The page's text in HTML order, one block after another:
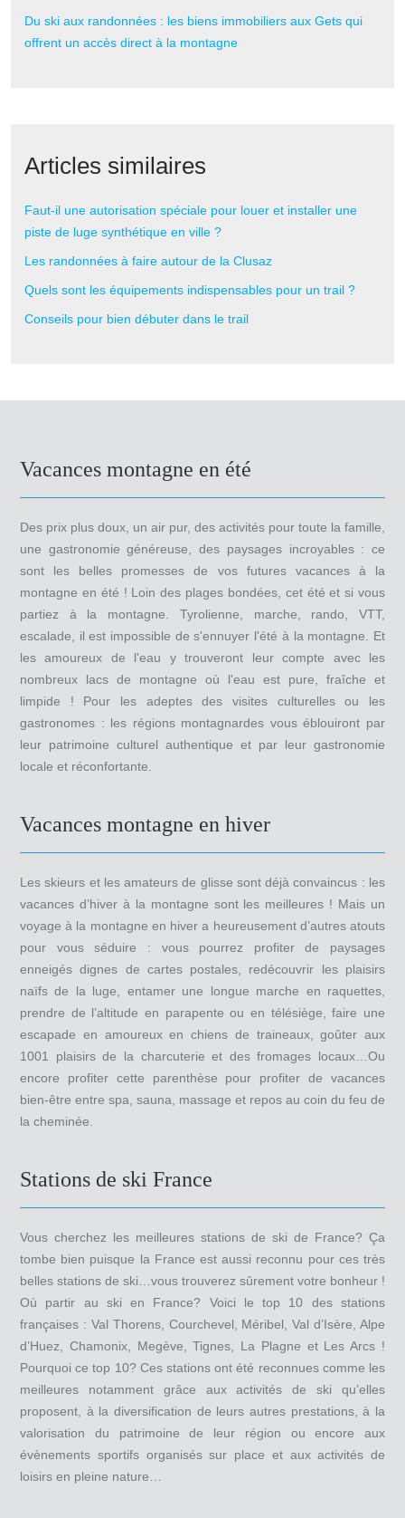
Du ski aux randonnées : les biens immobiliers aux Gets qui
offrent un accès direct à la montagne
Articles similaires
Faut-il une autorisation spéciale pour louer et installer une
piste de luge synthétique en ville ?
Les randonnées à faire autour de la Clusaz
Quels sont les équipements indispensables pour un trail ?
Conseils pour bien débuter dans le trail
Vacances montagne en été
Des prix plus doux, un air pur, des activités pour toute la famille,
une gastronomie généreuse, des paysages incroyables : ce
sont les belles promesses de vos futures vacances à la
montagne en été ! Loin des plages bondées, cet été et si vous
partiez à la montagne. Tyrolienne, marche, rando, VTT,
escalade, il est impossible de s'ennuyer l'été à la montagne. Et
les amoureux de l'eau y trouveront leur compte avec les
nombreux lacs de montagne où l'eau est pure, fraîche et
limpide ! Pour les adeptes des visites culturelles ou les
gastronomes : les régions montagnardes vous éblouiront par
leur patrimoine culturel authentique et par leur gastronomie
locale et réconfortante.
Vacances montagne en hiver
Les skieurs et les amateurs de glisse sont déjà convaincus : les
vacances d’hiver à la montagne sont les meilleures ! Mais un
voyage à la montagne en hiver a heureusement d’autres atouts
pour vous séduire : vous pourrez profiter de paysages
enneigés dignes de cartes postales, redécouvrir les plaisirs
naïfs de la luge, entamer une longue marche en raquettes,
prendre de l’altitude en parapente ou en télésiège, faire une
escapade en amoureux en chiens de traineaux, goûter aux
1001 plaisirs de la charcuterie et des fromages locaux…Ou
encore profiter cette parenthèse pour profiter de vacances
bien-être entre spa, sauna, massage et repos au coin du feu de
la cheminée.
Stations de ski France
Vous cherchez les meilleures stations de ski de France? Ça
tombe bien puisque la France est aussi reconnu pour ces très
belles stations de ski…vous trouverez sûrement votre bonheur !
Où partir au ski en France? Voici le top 10 des stations
françaises : Val Thorens, Courchevel, Méribel, Val d’Isère, Alpe
d’Huez, Chamonix, Megève, Tignes, La Plagne et Les Arcs !
Pourquoi ce top 10? Ces stations ont été reconnues comme les
meilleures notamment grâce aux activités de ski qu’elles
proposent, à la diversification de leurs autres prestations, à la
valorisation du patrimoine de leur région ou encore aux
évènements sportifs organisés sur place et aux activités de
loisirs en pleine nature…